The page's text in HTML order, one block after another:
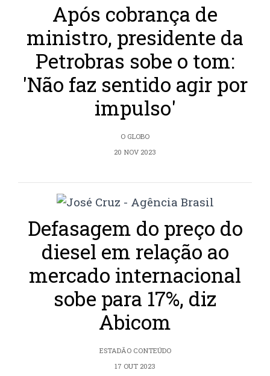
Após cobrança de
ministro, presidente da
Petrobras sobe o tom:
'Não faz sentido agir por
impulso'
O GLOBO
20 NOV 2023
Defasagem do preço do
diesel em relação ao
mercado internacional
sobe para 17%, diz
Abicom
ESTADÃO CONTEÚDO
17 OUT 2023